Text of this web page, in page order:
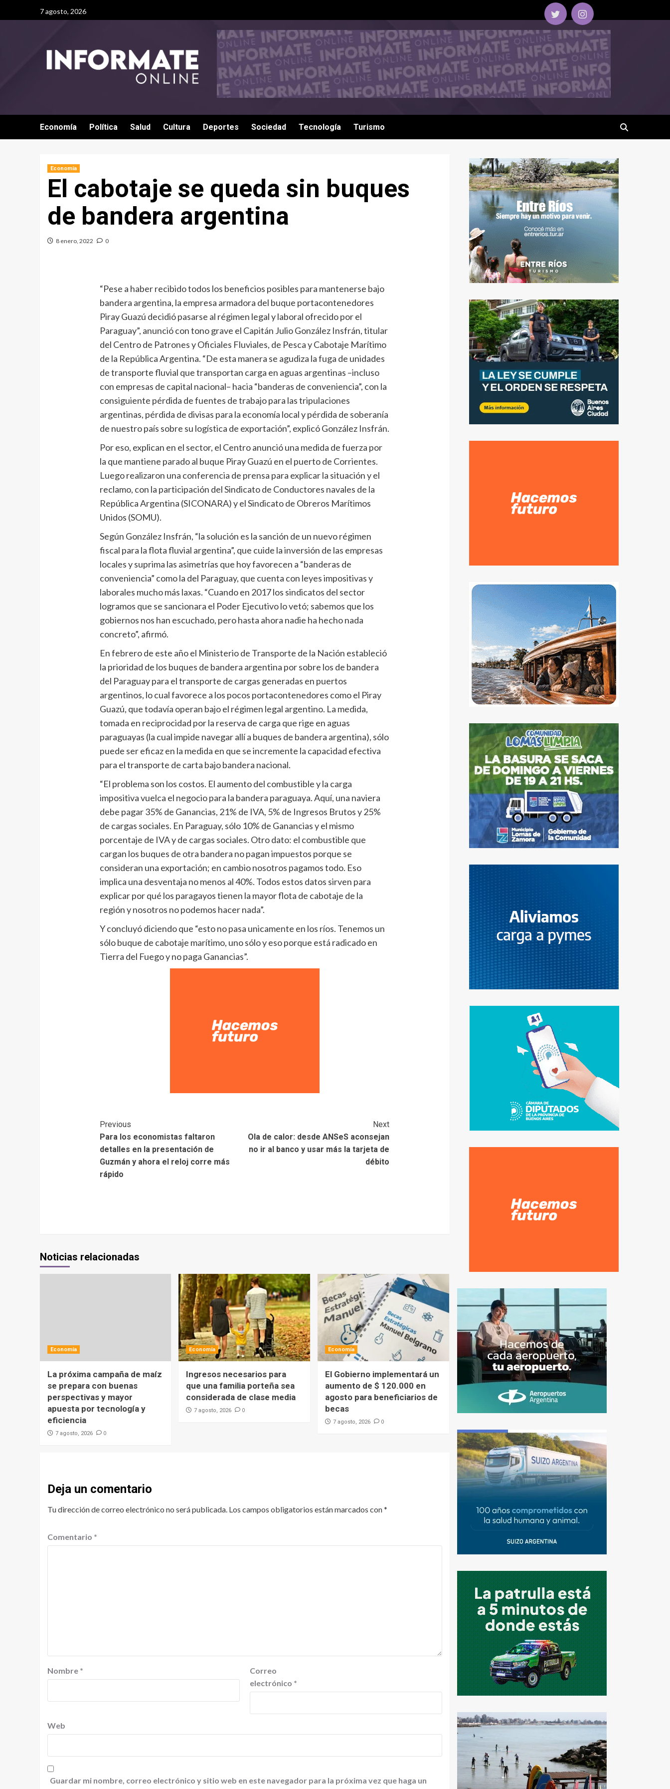
7 agosto, 2026
Economía Política Salud Cultura Deportes Sociedad Tecnología Turismo
Economía
El cabotaje se queda sin buques
de bandera argentina
8 enero, 2022 0
“Pese a haber recibido todos los beneficios posibles para mantenerse bajo
bandera argentina, la empresa armadora del buque portacontenedores
Piray Guazú decidió pasarse al régimen legal y laboral ofrecido por el
Paraguay”, anunció con tono grave el Capitán Julio González Insfrán, titular
del Centro de Patrones y Oficiales Fluviales, de Pesca y Cabotaje Marítimo
de la República Argentina. “De esta manera se agudiza la fuga de unidades
de transporte fluvial que transportan carga en aguas argentinas –incluso
con empresas de capital nacional– hacia “banderas de conveniencia”, con la
consiguiente pérdida de fuentes de trabajo para las tripulaciones
argentinas, pérdida de divisas para la economía local y pérdida de soberanía
de nuestro país sobre su logística de exportación”, explicó González Insfrán.
Por eso, explican en el sector, el Centro anunció una medida de fuerza por
la que mantiene parado al buque Piray Guazú en el puerto de Corrientes.
Luego realizaron una conferencia de prensa para explicar la situación y el
reclamo, con la participación del Sindicato de Conductores navales de la
República Argentina (SICONARA) y el Sindicato de Obreros Marítimos
Unidos (SOMU).
Según González Insfrán, “la solución es la sanción de un nuevo régimen
fiscal para la flota fluvial argentina”, que cuide la inversión de las empresas
locales y suprima las asimetrías que hoy favorecen a “banderas de
conveniencia” como la del Paraguay, que cuenta con leyes impositivas y
laborales mucho más laxas. “Cuando en 2017 los sindicatos del sector
logramos que se sancionara el Poder Ejecutivo lo vetó; sabemos que los
gobiernos nos han escuchado, pero hasta ahora nadie ha hecho nada
concreto”, afirmó.
En febrero de este año el Ministerio de Transporte de la Nación estableció
la prioridad de los buques de bandera argentina por sobre los de bandera
del Paraguay para el transporte de cargas generadas en puertos
argentinos, lo cual favorece a los pocos portacontenedores como el Piray
Guazú, que todavía operan bajo el régimen legal argentino. La medida,
tomada en reciprocidad por la reserva de carga que rige en aguas
paraguayas (la cual impide navegar allí a buques de bandera argentina), sólo
puede ser eficaz en la medida en que se incremente la capacidad efectiva
para el transporte de carta bajo bandera nacional.
“El problema son los costos. El aumento del combustible y la carga
impositiva vuelca el negocio para la bandera paraguaya. Aquí, una naviera
debe pagar 35% de Ganancias, 21% de IVA, 5% de Ingresos Brutos y 25%
de cargas sociales. En Paraguay, sólo 10% de Ganancias y el mismo
porcentaje de IVA y de cargas sociales. Otro dato: el combustible que
cargan los buques de otra bandera no pagan impuestos porque se
consideran una exportación; en cambio nosotros pagamos todo. Eso
implica una desventaja no menos al 40%. Todos estos datos sirven para
explicar por qué los paragayos tienen la mayor flota de cabotaje de la
región y nosotros no podemos hacer nada”.
Y concluyó diciendo que “esto no pasa unicamente en los ríos. Tenemos un
sólo buque de cabotaje marítimo, uno sólo y eso porque está radicado en
Tierra del Fuego y no paga Ganancias”.
Previous
Para los economistas faltaron
detalles en la presentación de
Guzmán y ahora el reloj corre más
rápido
Next
Ola de calor: desde ANSeS aconsejan
no ir al banco y usar más la tarjeta de
débito
Noticias relacionadas
Economía
La próxima campaña de maíz
se prepara con buenas
perspectivas y mayor
apuesta por tecnología y
eficiencia
7 agosto, 2026 0
Economía
Ingresos necesarios para
que una familia porteña sea
considerada de clase media
7 agosto, 2026 0
Economía
El Gobierno implementará un
aumento de $ 120.000 en
agosto para beneficiarios de
becas
7 agosto, 2026 0
Deja un comentario
Tu dirección de correo electrónico no será publicada. Los campos obligatorios están marcados con*
Comentario *
Nombre *
Correo
electrónico *
Web
Guardar mi nombre, correo electrónico y sitio web en este navegador para la próxima vez que haga un